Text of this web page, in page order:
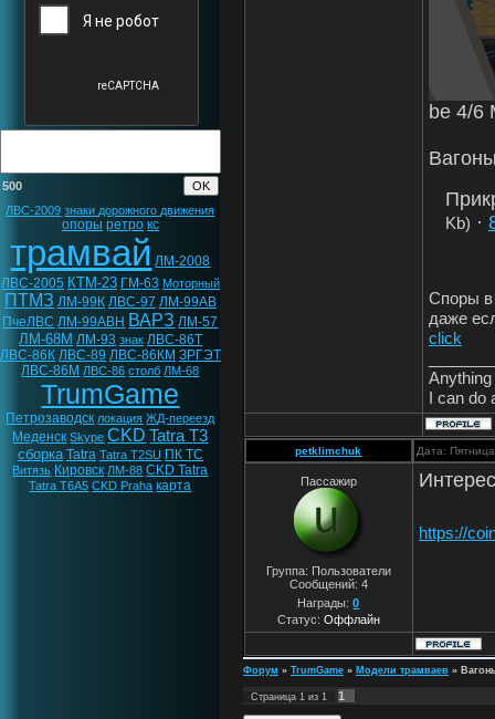
500
ЛВС-2009 знаки дорожного движения
опоры ретро кс
трамвай ЛМ-2008
ЛВС-2005 КТМ-23 ГМ-63 Моторный
ПТМЗ ЛМ-99К ЛВС-97 ЛМ-99АВ
ПчеЛВС ЛМ-99АВН ВАРЗ ЛМ-57
ЛМ-68М ЛМ-93 знак ЛВС-86Т
ЛВС-86К ЛВС-89 ЛВС-86КМ ЗРГЭТ
ЛВС-86М ЛВС-86 столб ЛМ-68
TrumGame
Петрозаводск локация ЖД-переезд
Меденск Skype CKD Tatra T3
сборка Tatra Tatra T2SU ПК ТС
Витязь Кировск ЛМ-88 CKD Tatra
Tatra T6A5 CKD Praha карта
be 4/6
Kb) ·
Споры в
даже
click
I can do
petklimchuk Дата:
Пассажир
Группа: Пользователи
Сообщений: 4
Награды:0
Статус: Оффлайн
https://
Форум » TrumGame » Модели трамваев »
Страница 1 из 1 1